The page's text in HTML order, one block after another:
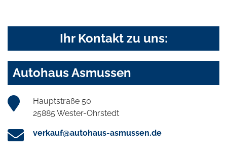
Ihr Kontakt zu uns:
Autohaus Asmussen
Hauptstraße 50
25885 Wester-Ohrstedt
verkauf@autohaus-asmussen.de